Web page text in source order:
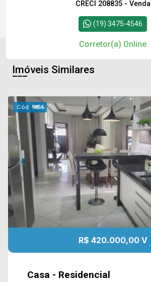
CRECI 208835 - Venda
(19) 3475-4546
Corretor(a) Online
Imóveis Similares
Cód. 9856
R$ 420.000,00 V
Casa - Residencial